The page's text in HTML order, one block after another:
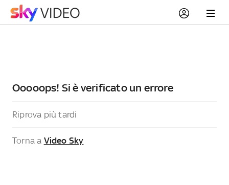
Ooooops! Si è verificato un errore
Riprova più tardi
Torna a Video Sky